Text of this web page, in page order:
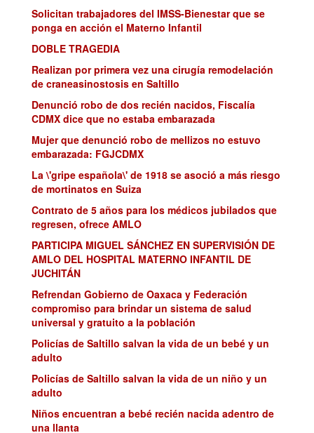
Solicitan trabajadores del IMSS-Bienestar que se
ponga en acción el Materno Infantil
DOBLE TRAGEDIA
Realizan por primera vez una cirugía remodelación
de craneasinostosis en Saltillo
Denunció robo de dos recién nacidos, Fiscalía
CDMX dice que no estaba embarazada
Mujer que denunció robo de mellizos no estuvo
embarazada: FGJCDMX
La \'gripe española\' de 1918 se asoció a más riesgo
de mortinatos en Suiza
Contrato de 5 años para los médicos jubilados que
regresen, ofrece AMLO
PARTICIPA MIGUEL SÁNCHEZ EN SUPERVISIÓN DE
AMLO DEL HOSPITAL MATERNO INFANTIL DE
JUCHITÁN
Refrendan Gobierno de Oaxaca y Federación
compromiso para brindar un sistema de salud
universal y gratuito a la población
Policías de Saltillo salvan la vida de un bebé y un
adulto
Policías de Saltillo salvan la vida de un niño y un
adulto
Niños encuentran a bebé recién nacida adentro de
una llanta